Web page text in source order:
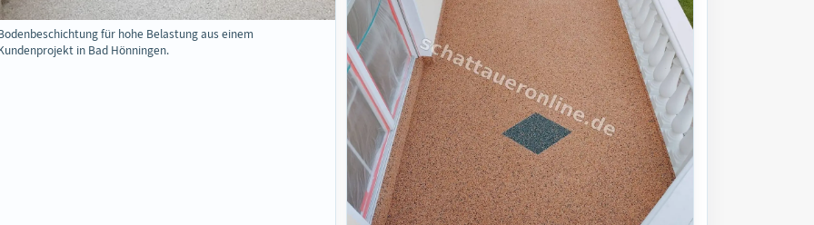
für hohe Belastung aus einem
in Bad Hönningen.